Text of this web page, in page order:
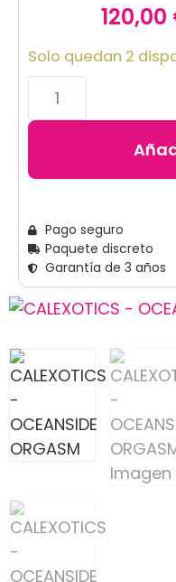
120,00
Solo quedan 2
Pago seguro
Paquete discreto
Garantía de 3 años